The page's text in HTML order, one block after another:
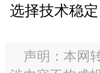
选择技术稳
声明：本网